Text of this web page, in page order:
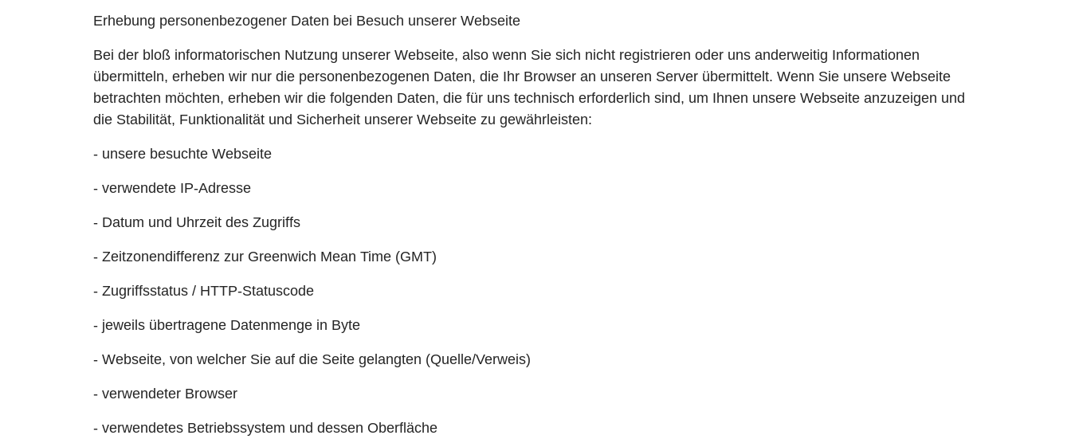
Erhebung personenbezogener Daten bei Besuch unserer Webseite
Bei der bloß informatorischen Nutzung unserer Webseite, also wenn Sie sich nicht registrieren oder uns anderweitig Informationen
übermitteln, erheben wir nur die personenbezogenen Daten, die Ihr Browser an unseren Server übermittelt. Wenn Sie unsere Webseite
betrachten möchten, erheben wir die folgenden Daten, die für uns technisch erforderlich sind, um Ihnen unsere Webseite anzuzeigen und
die Stabilität, Funktionalität und Sicherheit unserer Webseite zu gewährleisten:
- unsere besuchte Webseite
- verwendete IP-Adresse
- Datum und Uhrzeit des Zugriffs
- Zeitzonendifferenz zur Greenwich Mean Time (GMT)
- Zugriffsstatus / HTTP-Statuscode
- jeweils übertragene Datenmenge in Byte
- Webseite, von welcher Sie auf die Seite gelangten (Quelle/Verweis)
- verwendeter Browser
- verwendetes Betriebssystem und dessen Oberfläche